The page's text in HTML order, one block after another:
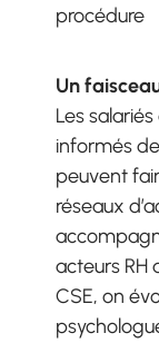
procédure
Un
Les
informés
peuvent
réseaux
acteurs RH
CSE, on